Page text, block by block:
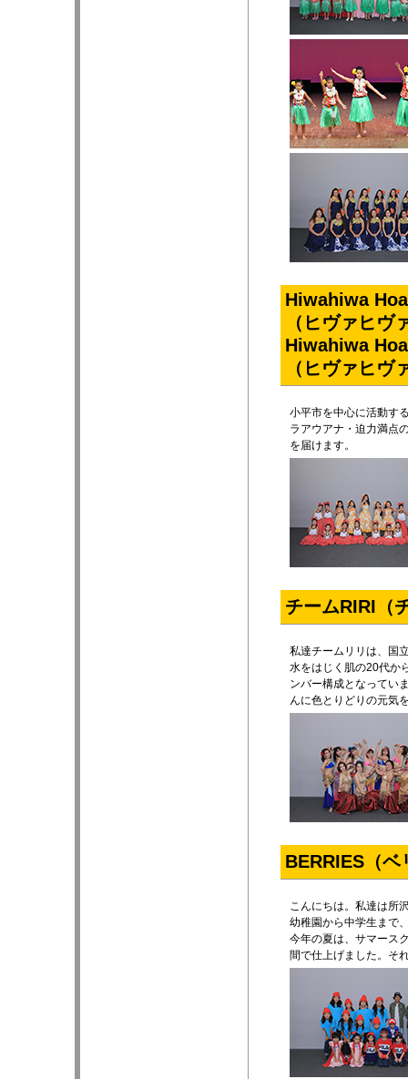
Hiwahiwa
（ヒヴァヒ
Hiwahiwa
（ヒヴァヒヴ
小平市を中心に活動す
ラアウアナ・迫力満点
を届けます。
チームRIRI（
私達チームリリは、国
水をはじく肌の20代か
ンバー構成となってい
んに色とりどりの元気
BERRIES（ベ
こんにちは。私達は所
幼稚園から中学生まで
今年の夏は、サマース
間で仕上げました。そ